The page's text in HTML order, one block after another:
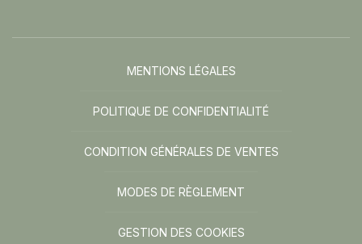
MENTIONS LÉGALES
POLITIQUE DE CONFIDENTIALITÉ
CONDITION GÉNÉRALES DE VENTES
MODES DE RÈGLEMENT
GESTION DES COOKIES